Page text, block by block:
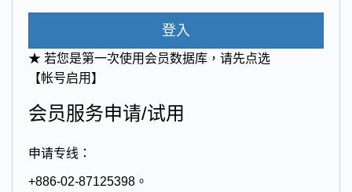
登入
★ 若您是第一次使用会员数据库，请先点选
【帐号启用】
会员服务申请/试用
申请专线：
+886-02-87125398。